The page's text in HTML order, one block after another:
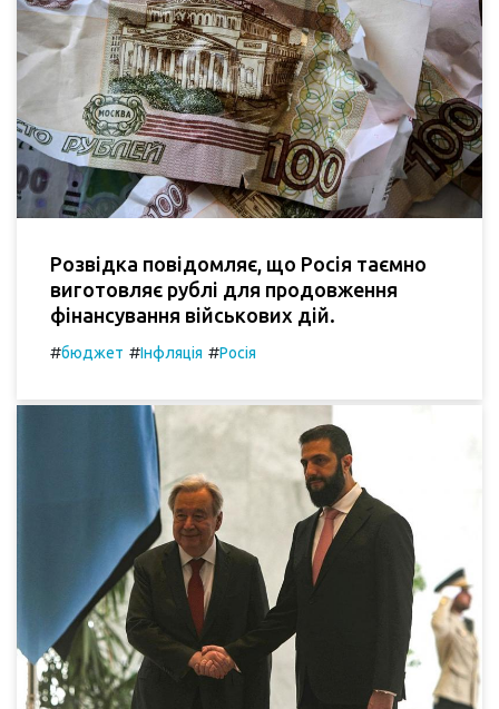
Розвідка повідомляє, що Росія таємно
виготовляє рублі для продовження
фінансування військових дій.
#бюджет #Інфляція #Росія